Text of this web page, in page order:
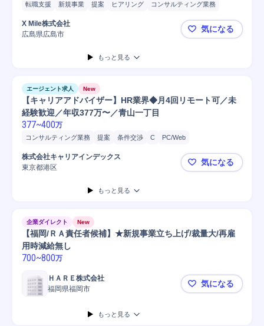
転職支援 新規事業 提案 ヒアリング
コンサルティング業務
コンサルタント
Microsoft Word
携帯電話/PC/PC周辺機器
X Mile株式会社
広島県広島市
【広島】
気になる
もっと見る
エージェント求人 New
【キャリアアドバイザー】HR業界◆月4回リモート可／未
経験歓迎／年収377万〜／青山一丁目
377~400万
コンサルティング業務 提案 条件交渉 C
PC/Web
Web/ITサービス
転職支援
マーケティング
人材紹介
株式会社キャリアインデックス
東京都港区
【キャリア
気になる
もっと見る
企業ダイレクト New
【福岡/ＲＡ責任者候補】★新規事業立ち上げ/裁量大/再雇
用時減給無し
700~800万
ＨＡＲＥ株式会社
福岡県福岡市
【福岡/Ｒ
気になる
もっと見る